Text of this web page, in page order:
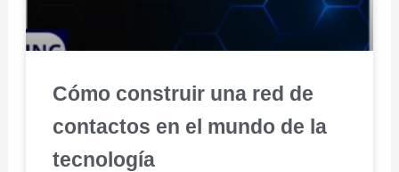
Cómo construir una red de
contactos en el mundo de la
tecnología